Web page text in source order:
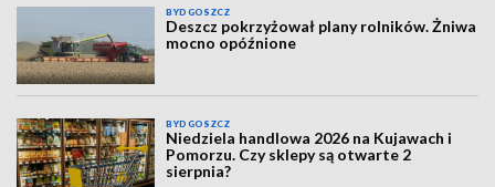
BYDGOSZCZ
Deszcz pokrzyżował plany rolników. Żniwa
mocno opóźnione
BYDGOSZCZ
Niedziela handlowa 2026 na Kujawach i
Pomorzu. Czy sklepy są otwarte 2
sierpnia?